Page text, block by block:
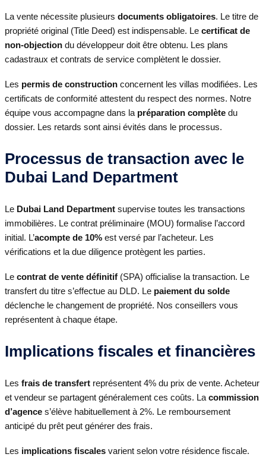
La vente nécessite plusieurs documents obligatoires. Le titre de
propriété original (Title Deed) est indispensable. Le certificat de
non-objection du développeur doit être obtenu. Les plans
cadastraux et contrats de service complètent le dossier.
Les permis de construction concernent les villas modifiées. Les
certificats de conformité attestent du respect des normes. Notre
équipe vous accompagne dans la préparation complète du
dossier. Les retards sont ainsi évités dans le processus.
Processus de transaction avec le
Dubai Land Department
Le Dubai Land Department supervise toutes les transactions
immobilières. Le contrat préliminaire (MOU) formalise l’accord
initial. L’acompte de 10% est versé par l’acheteur. Les
vérifications et la due diligence protègent les parties.
Le contrat de vente définitif (SPA) officialise la transaction. Le
transfert du titre s’effectue au DLD. Le paiement du solde
déclenche le changement de propriété. Nos conseillers vous
représentent à chaque étape.
Implications fiscales et financières
Les frais de transfert représentent 4% du prix de vente. Acheteur
et vendeur se partagent généralement ces coûts. La commission
d’agence s’élève habituellement à 2%. Le remboursement
anticipé du prêt peut générer des frais.
Les implications fiscales varient selon votre résidence fiscale.